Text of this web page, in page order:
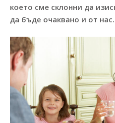
което сме склонни да
да бъде очаквано и от нас.